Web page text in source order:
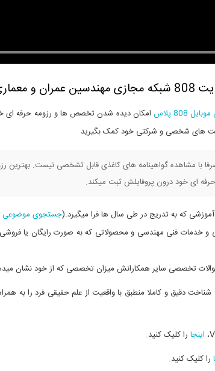
808 پلاس
امکان دیده شدن تخصص ها و رزومه حرفه ای
های شخصی و شرکتی خود کمک بگیرید
واقعی صرفا با مشاهده گواهینامه های کاغذی قابل تشخصی نیست.
ای خود درون پروفایلش ثبت میکند.
که به تدریج در طی سال ها فرا میگیرد.(جستجوی موضوعی
فنی مهندسی و محصولاتی که به صورت رایگان یا فروشی
تخصصی سایر همکارانش میزان تخصصی که از خود نشان
دقیق و کاملا منطبق با واقعیت از علم حقیقی فرد را به همراه
اینجا را کلیک کنید.
را کلیک کنید.